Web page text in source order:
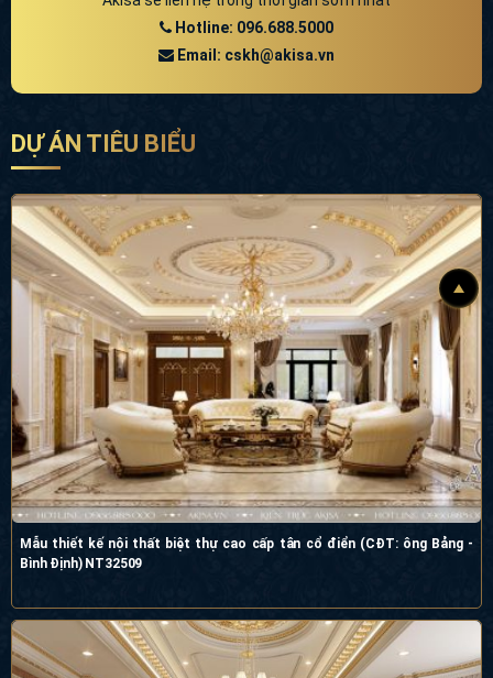
Email: cskh@akisa.vn
DỰ ÁN TIÊU BIỂU
Mẫu thiết kế nội thất biệt thự cao cấp tân cổ điển (CĐT: ông Bảng - Bình
Định) NT32509